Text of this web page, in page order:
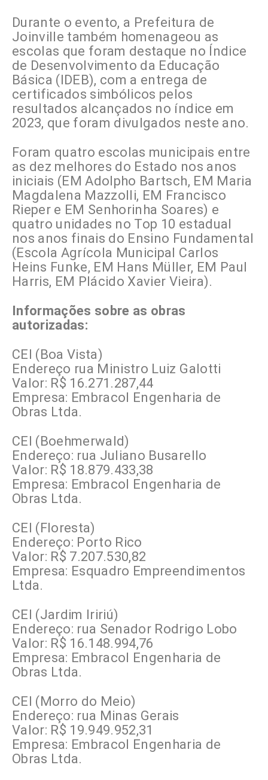
Durante o evento, a Prefeitura de
Joinville também homenageou as
escolas que foram destaque no Índice
de Desenvolvimento da Educação
Básica (IDEB), com a entrega de
certificados simbólicos pelos
resultados alcançados no índice em
2023, que foram divulgados neste ano.
Foram quatro escolas municipais entre
as dez melhores do Estado nos anos
iniciais (EM Adolpho Bartsch, EM Maria
Magdalena Mazzolli, EM Francisco
Rieper e EM Senhorinha Soares) e
quatro unidades no Top 10 estadual
nos anos finais do Ensino Fundamental
(Escola Agrícola Municipal Carlos
Heins Funke, EM Hans Müller, EM Paul
Harris, EM Plácido Xavier Vieira).
Informações sobre as obras
autorizadas:
CEI (Boa Vista)
Endereço rua Ministro Luiz Galotti
Valor: R$ 16.271.287,44
Empresa: Embracol Engenharia de
Obras Ltda.
CEI (Boehmerwald)
Endereço: rua Juliano Busarello
Valor: R$ 18.879.433,38
Empresa: Embracol Engenharia de
Obras Ltda.
CEI (Floresta)
Endereço: Porto Rico
Valor: R$ 7.207.530,82
Empresa: Esquadro Empreendimentos
Ltda.
CEI (Jardim Iririú)
Endereço: rua Senador Rodrigo Lobo
Valor: R$ 16.148.994,76
Empresa: Embracol Engenharia de
Obras Ltda.
CEI (Morro do Meio)
Endereço: rua Minas Gerais
Valor: R$ 19.949.952,31
Empresa: Embracol Engenharia de
Obras Ltda.